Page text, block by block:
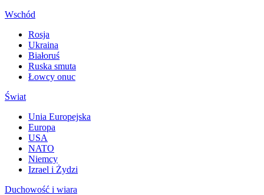
Wschód
Rosja
Ukraina
Białoruś
Ruska smuta
Łowcy onuc
Świat
Unia Europejska
Europa
USA
NATO
Niemcy
Izrael i Żydzi
Duchowość i wiara